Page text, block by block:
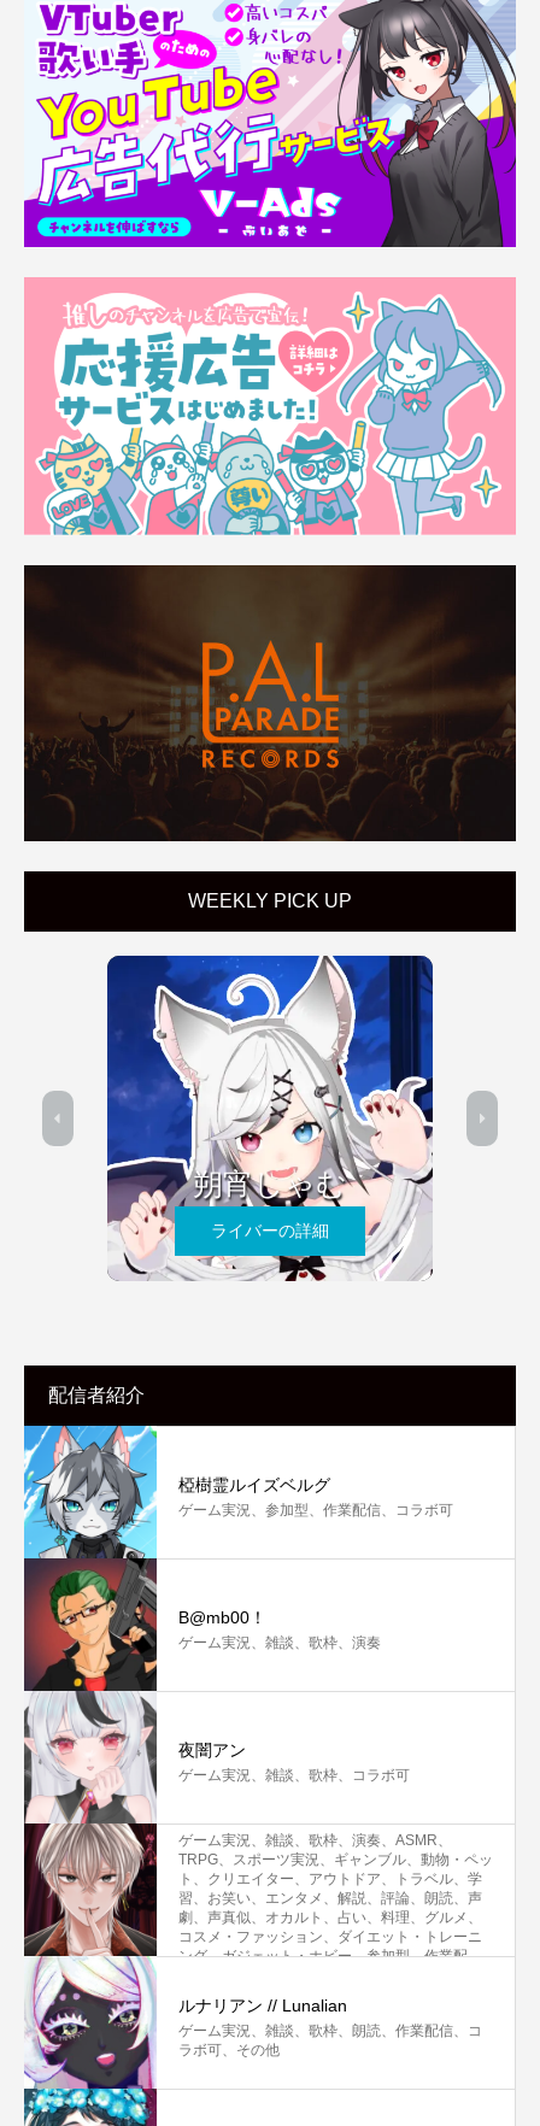
WEEKLY PICK UP
朔宵しゃむ
ライバーの詳細
配信者紹介
椏樹霊ルイズベルグ
ゲーム実況、参加型、作業配信、コラボ可
B@mb00！
ゲーム実況、雑談、歌枠、演奏
夜闇アン
ゲーム実況、雑談、歌枠、コラボ可
ゲーム実況、雑談、歌枠、演奏、ASMR、
TRPG、スポーツ実況、ギャンブル、動物・ペッ
ト、クリエイター、アウトドア、トラベル、学
習、お笑い、エンタメ、解説、評論、朗読、声
劇、声真似、オカルト、占い、料理、グルメ、
コスメ・ファッション、ダイエット・トレーニ
ング、ガジェット・ホビー、参加型、作業配
ルナリアン // Lunalian
ゲーム実況、雑談、歌枠、朗読、作業配信、コ
ラボ可、その他